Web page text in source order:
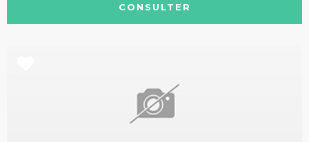
CONSULTER